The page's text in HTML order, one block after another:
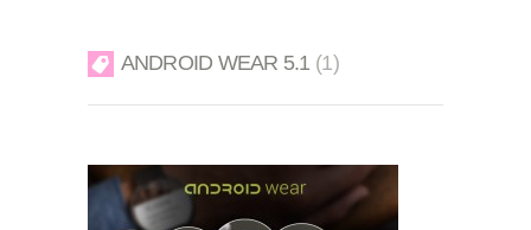
ANDROID WEAR 5.1 1